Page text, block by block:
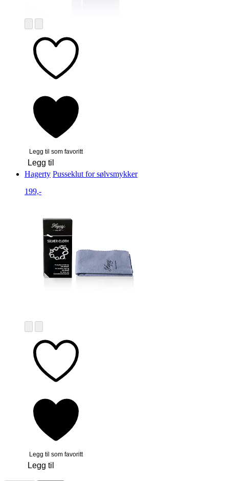
Legg til som favoritt
Legg til
Hagerty Pusseklut for sølvsmykker
199,-
Legg til som favoritt
Legg til